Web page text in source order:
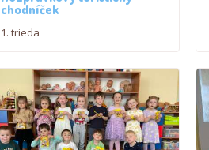
chodníček
1. trieda